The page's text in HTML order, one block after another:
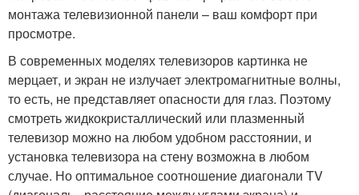
монтажа телевизионной панели – ваш комфорт при
просмотре.
В современных моделях телевизоров картинка не
мерцает, и экран не излучает электромагнитные волны,
то есть, не представляет опасности для глаз. Поэтому
смотреть жидкокристаллический или плазменный
телевизор можно на любом удобном расстоянии, и
установка телевизора на стену возможна в любом
случае. Но оптимальное соотношение диагонали TV